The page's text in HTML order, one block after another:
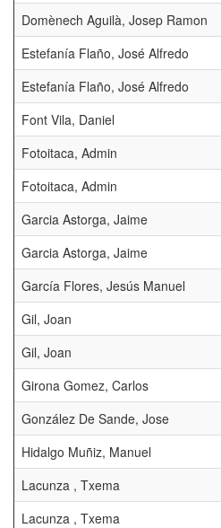
Domènech Aguilà, Josep Ramon
Estefanía Flaño, José Alfredo
Estefanía Flaño, José Alfredo
Font Vila, Daniel
Fotoitaca, Admin
Fotoitaca, Admin
Garcia Astorga, Jaime
Garcia Astorga, Jaime
García Flores, Jesús Manuel
Gil, Joan
Gil, Joan
Girona Gomez, Carlos
González De Sande, Jose
Hidalgo Muñiz, Manuel
Lacunza , Txema
Lacunza , Txema